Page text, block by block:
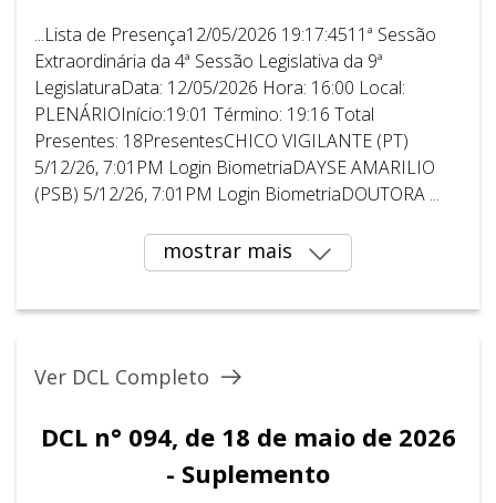
...Lista de Presença12/05/2026 19:17:4511ª Sessão
Extraordinária da 4ª Sessão Legislativa da 9ª
LegislaturaData: 12/05/2026 Hora: 16:00 Local:
PLENÁRIOInício:19:01 Término: 19:16 Total
Presentes: 18PresentesCHICO VIGILANTE (PT)
5/12/26, 7:01PM Login BiometriaDAYSE AMARILIO
(PSB) 5/12/26, 7:01PM Login BiometriaDOUTORA ...
mostrar mais
Ver DCL Completo
DCL n° 094, de 18 de maio de 2026
- Suplemento